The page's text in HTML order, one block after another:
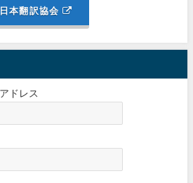
日本翻訳協会
ドレス